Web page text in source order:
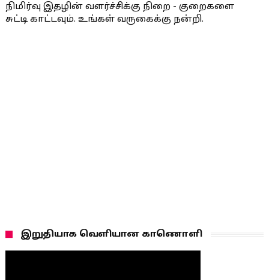
நிமிர்வு இதழின் வளர்ச்சிக்கு நிறை - குறைகளை
சுட்டி காட்டவும். உங்கள் வருகைக்கு நன்றி.
இறுதியாக வெளியான காணொளி